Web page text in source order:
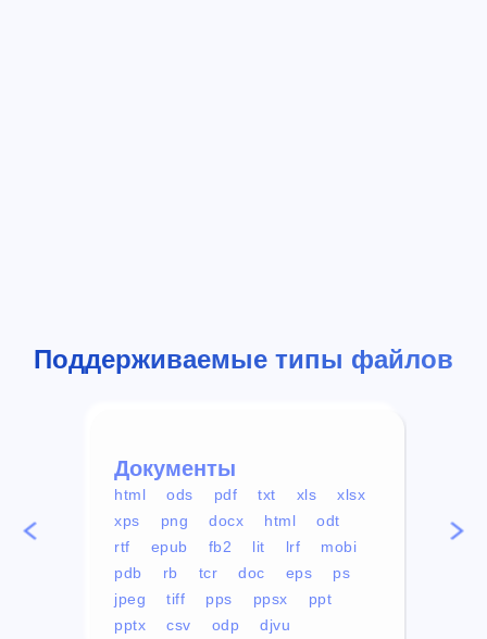
Поддерживаемые типы файлов
Документы
html ods pdf txt xls
xlsx
xps
png docx html
odt
rtf
epub fb2 lit lrf
mobi
pdb
rb tcr doc eps
ps
jpeg
tiff pps ppsx
ppt
pptx
csv odp djvu
mp4